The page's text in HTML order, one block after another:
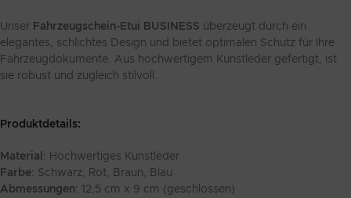
Unser Fahrzeugschein-Etui BUSINESS überzeugt durch ein
elegantes, schlichtes Design und bietet optimalen Schutz für Ihre
Fahrzeugdokumente. Aus hochwertigem Kunstleder gefertigt, ist
sie robust und zugleich stilvoll.
Produktdetails:
Material : Hochwertiges Kunstleder
Farbe: Schwarz, Rot, Braun, Blau
Abmessungen: 12,5 cm x 9 cm (geschlossen)